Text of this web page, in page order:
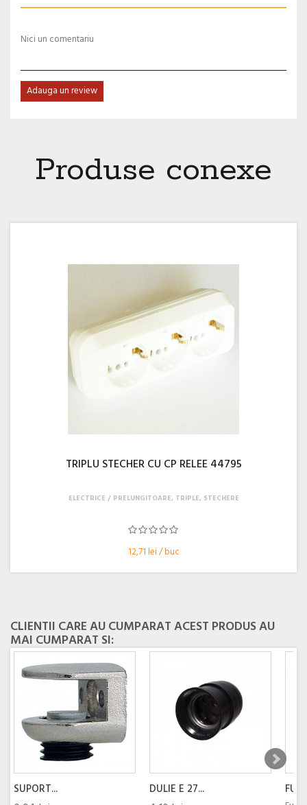
Nici un comentariu
Adauga un review
Produse conexe
TRIPLU STECHER CU CP RELEE 44795
12,71 lei / buc
ELECTRICE PRELUNGITOARE, TRIPLE, STECHERE
CLIENTII CARE AU CUMPARAT ACEST PRODUS AU
MAI CUMPARAT SI:
SUPORT... DULIE E 27...